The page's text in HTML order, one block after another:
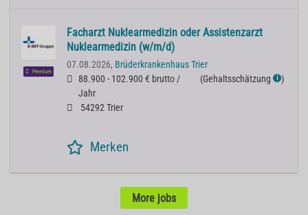
Premium
Facharzt Nuklearmedizin oder Assistenzarzt
Nuklearmedizin (w/m/d)
07.08.2026, Brüderkrankenhaus Trier
88.900 - 102.900 € brutto /
Jahr
(Gehaltsschätzung ℹ )
54292 Trier
Merken
More jobs